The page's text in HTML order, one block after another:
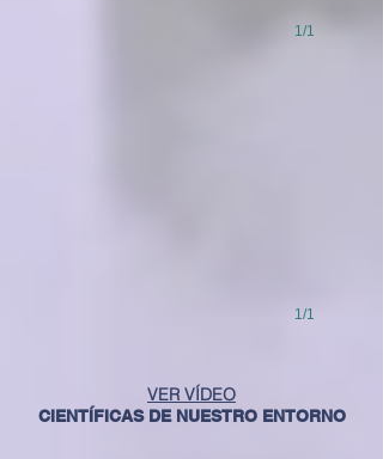
1/1
1/1
VER VÍDEO
CIENTÍFICAS DE NUESTRO ENTORNO